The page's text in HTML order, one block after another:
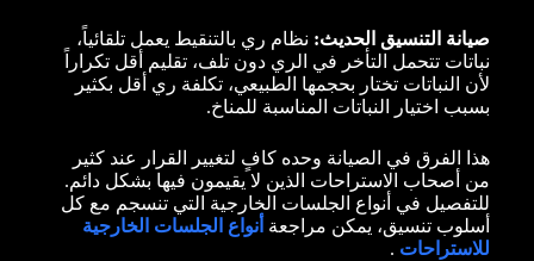
صيانة التنسيق الحديث: نظام ري بالتنقيط يعمل تلقائياً،
نباتات تتحمل التأخر في الري دون تلف، تقليم أقل تكراراً
لأن النباتات تختار بحجمها الطبيعي، تكلفة ري أقل بكثير
بسبب اختيار النباتات المناسبة للمناخ.
هذا الفرق في الصيانة وحده كافٍ لتغيير القرار عند كثير
من أصحاب الاستراحات الذين لا يقيمون فيها بشكل دائم.
للتفصيل في أنواع الجلسات الخارجية التي تنسجم مع كل
أسلوب تنسيق، يمكن مراجعة أنواع الجلسات الخارجية
للاستراحات .